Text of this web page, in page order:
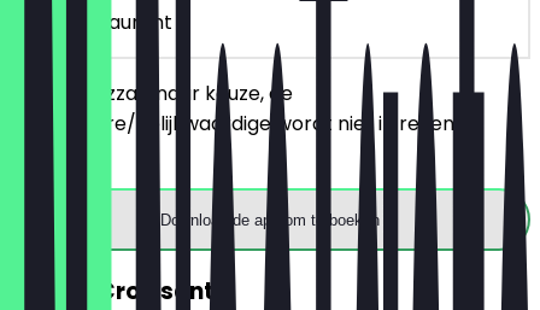
in het restaurant
Bestel 2 pizza's naar keuze, de
goedkopere/gelijkwaardige wordt niet in rekening
gebracht.
Download de app om te boeken
GRATIS Croissant